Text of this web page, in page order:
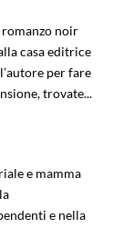
noir
casa editrice
per fare
trovate...
e mamma
e nella